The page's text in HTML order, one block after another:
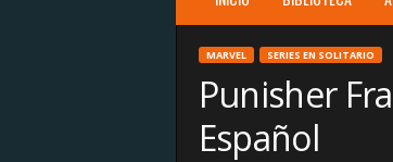
MARVEL SERIES EN SOLITARIO
Punisher
Español